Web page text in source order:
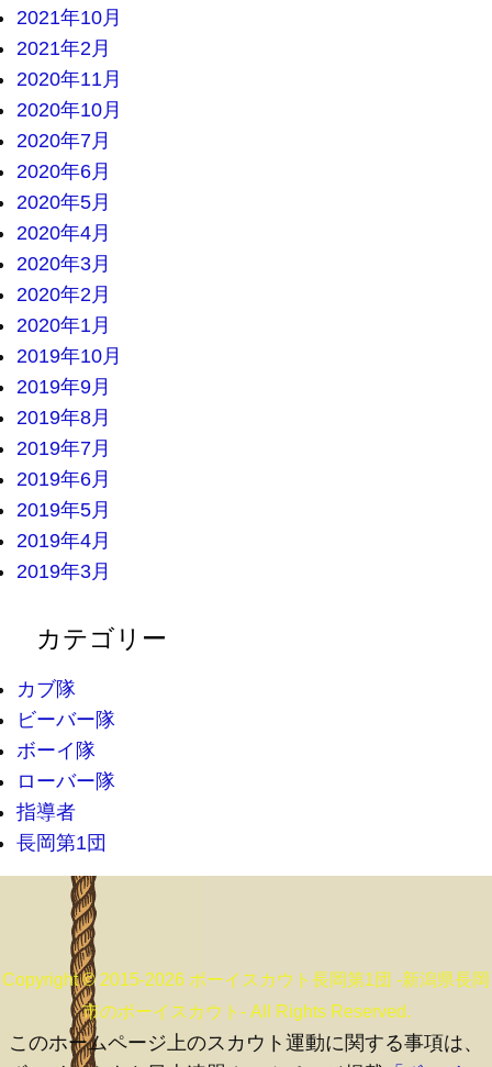
2021年10月
2021年2月
2020年11月
2020年10月
2020年7月
2020年6月
2020年5月
2020年4月
2020年3月
2020年2月
2020年1月
2019年10月
2019年9月
2019年8月
2019年7月
2019年6月
2019年5月
2019年4月
2019年3月
カテゴリー
カブ隊
ビーバー隊
ボーイ隊
ローバー隊
指導者
長岡第1団
Copyright © 2015-2026 ボーイスカウト長岡第1団 -新潟県長岡
市のボーイスカウト- All Rights Reserved.
このホームページ上のスカウト運動に関する事項は、